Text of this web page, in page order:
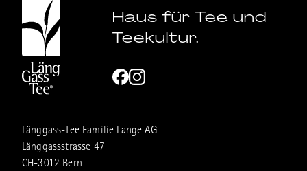
Haus für Tee und
Teekultur.
Länggass-Tee Familie Lange AG
Länggassstrasse 47
CH-3012 Bern